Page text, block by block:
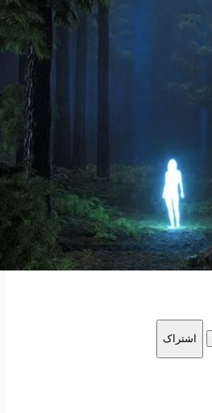
اشتراک